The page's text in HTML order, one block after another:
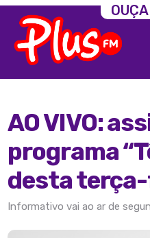
AO VIVO:
programa
desta
Informativo vai ao ar de